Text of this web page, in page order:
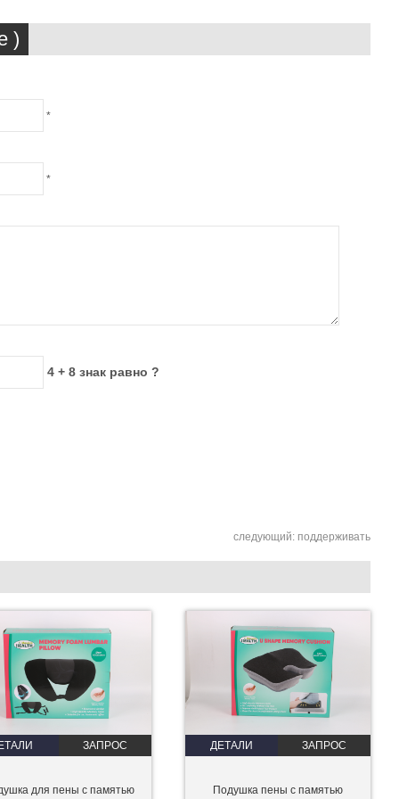
)
*
*
4 + 8 знак равно ?
следующий: поддерживать
ЗАПРОС
для пены с памятью
ДЕТАЛИ ЗАПРОС
Подушка пены с памятью